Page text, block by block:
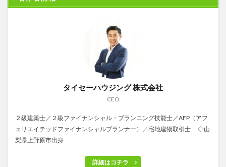
タイセーハウジング 株式会社
CEO
２級建築士／２級ファイナンシャル・プランニング技能士／AFP（アフ
ェリエイテッドファイナンシャルプランナー）／宅地建物取引士 ◇山
梨県上野原市出身
詳細はコチラ